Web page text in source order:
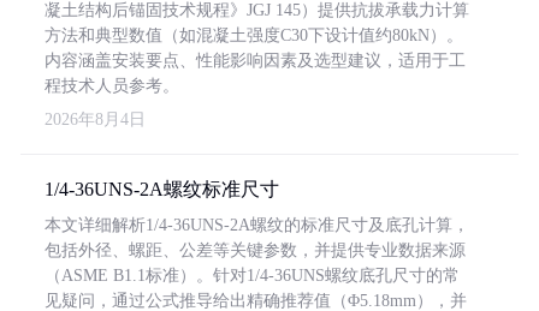
凝土结构后锚固技术规程》JGJ 145）提供抗拔承载力计算
方法和典型数值（如混凝土强度C30下设计值约80kN）。
内容涵盖安装要点、性能影响因素及选型建议，适用于工
程技术人员参考。
2026年8月4日
1/4-36UNS-2A螺纹标准尺寸
本文详细解析1/4-36UNS-2A螺纹的标准尺寸及底孔计算，
包括外径、螺距、公差等关键参数，并提供专业数据来源
（ASME B1.1标准）。针对1/4-36UNS螺纹底孔尺寸的常
见疑问，通过公式推导给出精确推荐值（Φ5.18mm），并